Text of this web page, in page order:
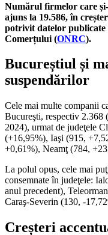
Numărul firmelor care
ajuns la 19.586, în
potrivit datelor
Comerțului (ONRC).
Bucureștiul și
suspendărilor
Cele mai multe companii
Bucureşti, respectiv 2.368
2024), urmat de judeţele
(+16,95%), Iaşi (915,
+0,61%), Neamţ (784,
La polul opus, cele mai
consemnate în judeţele:
anul precedent),
Caraş-Severin (130, -
Creșteri